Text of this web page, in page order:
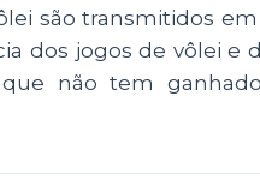
são transmitidos
dos jogos de vôlei e
não tem